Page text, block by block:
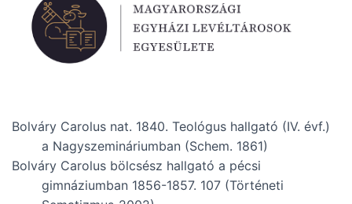
Bolváry Carolus nat. 1840. Teológus hallgató (IV. évf.)
a Nagyszemináriumban (Schem. 1861)
Bolváry Carolus bölcsész hallgató a pécsi
gimnáziumban 1856-1857. 107 (Történeti